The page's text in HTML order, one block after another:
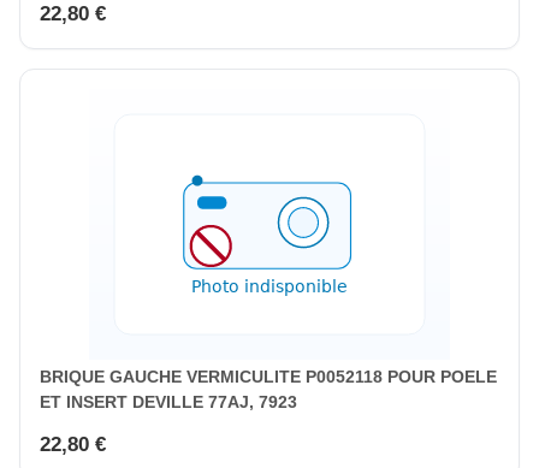
22,80 €
BRIQUE GAUCHE VERMICULITE P0052118 POUR POELE
ET INSERT DEVILLE 77AJ, 7923
22,80 €